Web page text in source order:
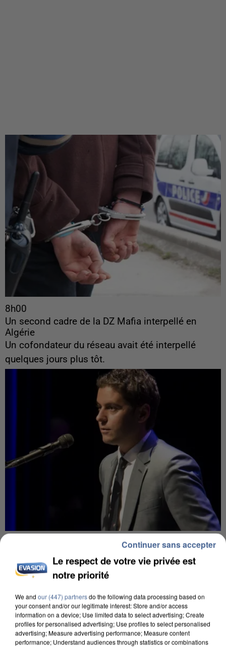
8h00
Un second cadre de la DZ Mafia interpellé en
Algérie
Un cofondateur du réseau avait été interpellé
quelques jours plus tôt.
Gabriel Attal et Raphaël Glucksmann visés par des
ingérences...
Sollicité, Sébastien Lecornu annonce un "travail
commun" avec les partis à la rentrée.
Le respect de votre vie privée est
notre priorité
We and our (447) partnersdo the following data processing based on
your consent and/or our legitimate interest: Store and/or access
information on a device; Use limited data to select advertising; Create
profiles for personalised advertising; Use profiles to select personalised
advertising; Measure advertising performance; Measure content
performance; Understand audiences through statistics or combinations
Continuer sans accepter